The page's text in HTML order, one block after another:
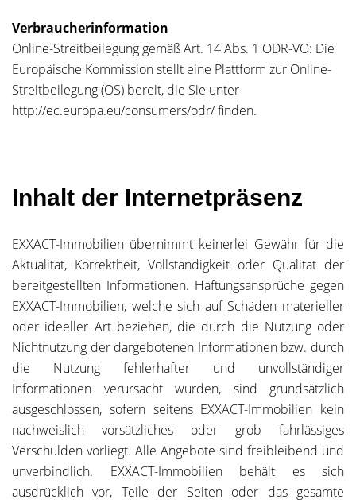
Verbraucherinformation
Online-Streitbeilegung gemäß Art. 14 Abs. 1 ODR-VO: Die
Europäische Kommission stellt eine Plattform zur Online-
Streitbeilegung (OS) bereit, die Sie unter
http://ec.europa.eu/consumers/odr/ finden.
Inhalt der Internetpräsenz
EXXACT-Immobilien übernimmt keinerlei Gewähr für die
Aktualität, Korrektheit, Vollständigkeit oder Qualität der
bereitgestellten Informationen. Haftungsansprüche gegen
EXXACT-Immobilien, welche sich auf Schäden materieller
oder ideeller Art beziehen, die durch die Nutzung oder
Nichtnutzung der dargebotenen Informationen bzw. durch
die Nutzung fehlerhafter und unvollständiger
Informationen verursacht wurden, sind grundsätzlich
ausgeschlossen, sofern seitens EXXACT-Immobilien kein
nachweislich vorsätzliches oder grob fahrlässiges
Verschulden vorliegt. Alle Angebote sind freibleibend und
unverbindlich. EXXACT-Immobilien behält es sich
ausdrücklich vor, Teile der Seiten oder das gesamte